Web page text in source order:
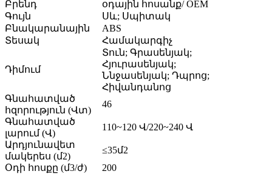
Բրենդ
օդային հոսանք/ OEM
Գույն
Սև; Սպիտակ
Բնակարանային
ABS
Տեսակ
Համակարգիչ
Դիմում
Տուն; Գրասենյակ;
Հյուրասենյակ;
Ննջասենյակ; Դպրոց;
Հիվանդանոց
Գնահատված
հզորություն (Վտ)
46
Գնահատված
լարում (Վ)
110~120 Վ/220~240 Վ
Արդյունավետ
մակերես (մ2)
≤35մ2
Օդի հոսքը (մ3/ժ)
200